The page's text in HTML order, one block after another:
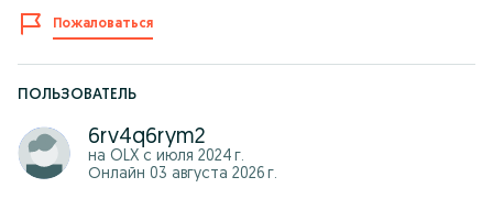
Пожаловаться
ПОЛЬЗОВАТЕЛЬ
6rv4q6rym2
на OLX с июля 2024 г.
Онлайн 03 августа 2026 г.